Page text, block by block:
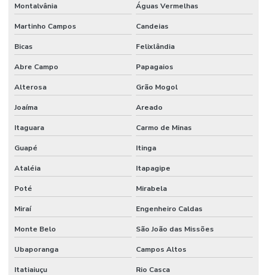
Montalvânia Águas Vermelhas
Martinho Campos Candeias
Bicas Felixlândia
Abre Campo Papagaios
Alterosa Grão Mogol
Joaíma Areado
Itaguara Carmo de Minas
Guapé Itinga
Ataléia Itapagipe
Poté Mirabela
Miraí Engenheiro Caldas
Monte Belo São João das Missões
Ubaporanga Campos Altos
Itatiaiuçu Rio Casca